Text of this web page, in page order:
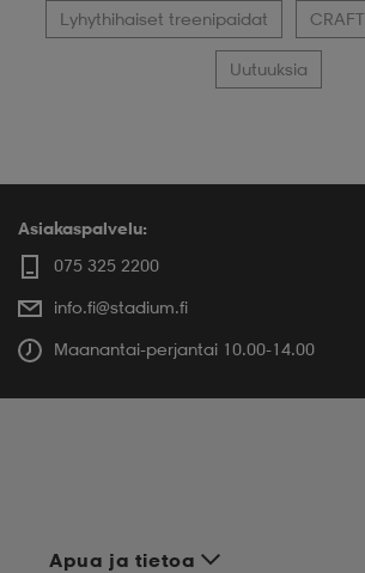
Lyhythihaiset treenipaidat CRAFT
Uutuuksia
Asiakaspalvelu:
075 325 2200
info.fi@stadium.fi
Maanantai-perjantai 10.00-14.00
Apua ja tietoa